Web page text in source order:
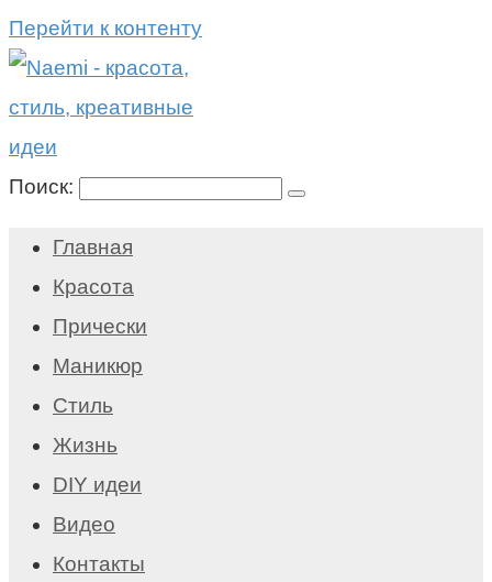
Перейти к контенту
Поиск:
Главная
Красота
Прически
Маникюр
Стиль
Жизнь
DIY идеи
Видео
Контакты